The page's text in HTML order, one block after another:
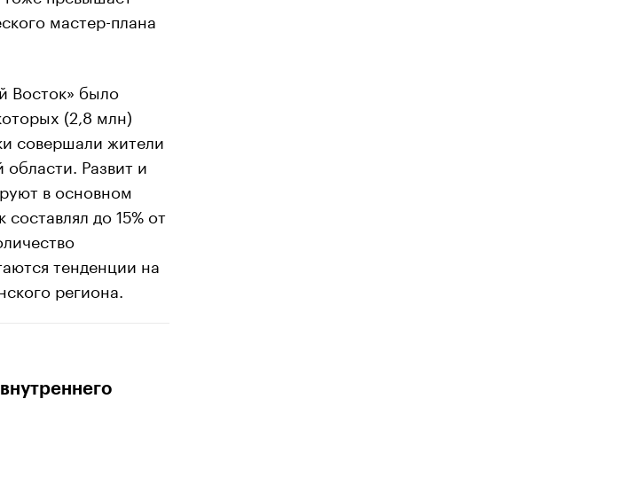
мастер-плана
Восток» было
(2,8 млн)
совершали жители
Развит и
в основном
до 15% от
тенденции на
региона.